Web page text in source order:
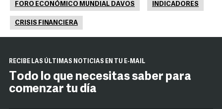
FORO ECONÓMICO MUNDIAL DAVOS INDICADORES
CRISIS FINANCIERA
RECIBE LAS ÚLTIMAS NOTICIAS EN TU E-MAIL
Todo lo que necesitas saber para
comenzar tu día